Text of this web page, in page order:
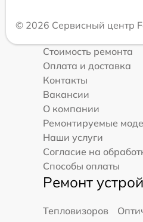
© 2026 Сервисный центр
Стоимость ремонта
Оплата и доставка
Контакты
Вакансии
О компании
Ремонтируемые
Наши услуги
Согласие на
Способы оплаты
Ремонт
Тепловизоров